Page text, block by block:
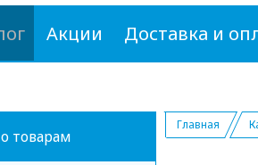
Акции Доставка и
товарам
Главная